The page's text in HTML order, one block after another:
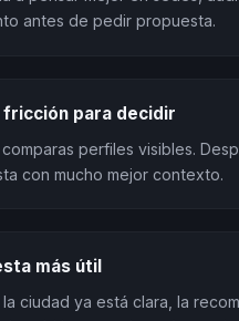
antes de pedir propuesta.
fricción para decidir
perfiles visibles.
con mucho mejor contexto.
más útil
ciudad ya está clara, la